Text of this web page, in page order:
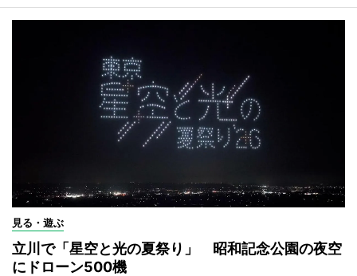
見る・遊ぶ
立川で「星空と光の夏祭り」 昭和記念公園の夜空
にドローン500機